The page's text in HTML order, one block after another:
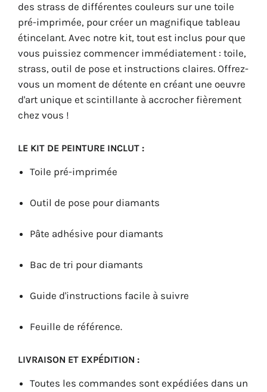
des strass de différentes couleurs sur une toile
pré-imprimée, pour créer un magnifique tableau
étincelant. Avec notre kit, tout est inclus pour que
vous puissiez commencer immédiatement : toile,
strass, outil de pose et instructions claires. Offrez-
vous un moment de détente en créant une oeuvre
d'art unique et scintillante à accrocher fièrement
chez vous !
LE KIT DE PEINTURE INCLUT :
Toile pré-imprimée
Outil de pose pour diamants
Pâte adhésive pour diamants
Bac de tri pour diamants
Guide d'instructions facile à suivre
Feuille de référence.
LIVRAISON ET EXPÉDITION :
Toutes les commandes sont expédiées dans un